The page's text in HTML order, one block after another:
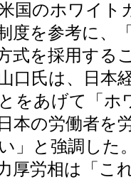
国のホワイト
度を参考に、
式を採用する
口氏は、日本
をあげて「ホ
本の労働者を
」と強調した
厚労相は「こ